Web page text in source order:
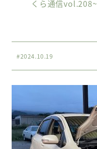
くら通信vol.208~
#2024.10.19